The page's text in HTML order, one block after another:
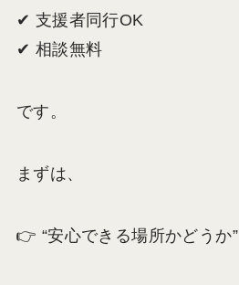
✔ 支援者同行OK
✔ 相談無料
です。
まずは、
👉 “安心できる場所かどうか”